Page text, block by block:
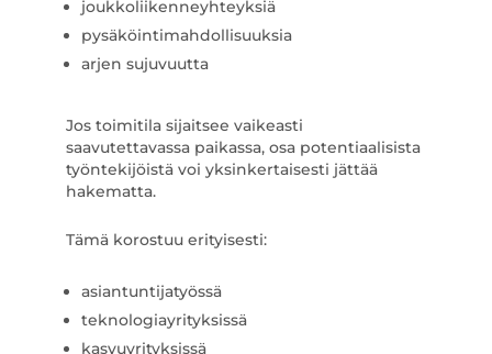
joukkoliikenneyhteyksiä
pysäköintimahdollisuuksia
arjen sujuvuutta
Jos toimitila sijaitsee vaikeasti
saavutettavassa paikassa, osa potentiaalisista
työntekijöistä voi yksinkertaisesti jättää
hakematta.
Tämä korostuu erityisesti:
asiantuntijatyössä
teknologiayrityksissä
kasvuyrityksissä